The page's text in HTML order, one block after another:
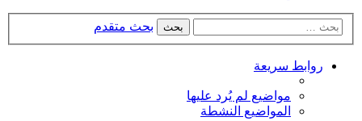
بحث بحث متقدم
روابط سريعة
مواضيع لم يُرد عليها
المواضيع النشطة